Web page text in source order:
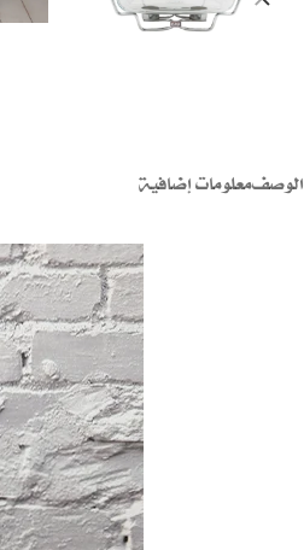
الوصفمعلومات إضافية